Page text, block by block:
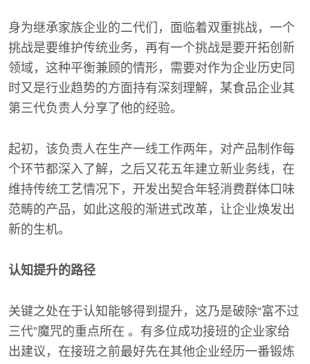
身为继承家族企业的二代们，面临着双重挑战，一个
挑战是要维护传统业务，再有一个挑战是要开拓创新
领域，这种平衡兼顾的情形，需要对作为企业历史同
时又是行业趋势的方面持有深刻理解，某食品企业其
第三代负责人分享了他的经验。
起初，该负责人在生产一线工作两年，对产品制作每
个环节都深入了解，之后又花五年建立新业务线，在
维持传统工艺情况下，开发出契合年轻消费群体口味
范畴的产品，如此这般的渐进式改革，让企业焕发出
新的生机。
认知提升的路径
关键之处在于认知能够得到提升，这乃是破除“富不过
三代”魔咒的重点所在 。有多位成功接班的企业家给
出建议，在接班之前最好先在其他企业经历一番锻炼